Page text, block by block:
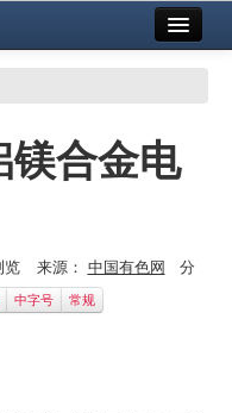
镁合金电
览 来源： 中国有色网 分
中字号 常规